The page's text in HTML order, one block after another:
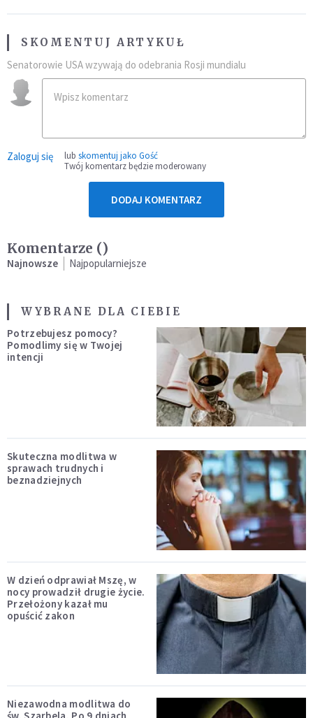
SKOMENTUJ ARTYKUŁ
Senatorowie USA wzywają do odebrania Rosji mundialu
Zaloguj się lub skomentuj jako Gość
Twój komentarz będzie moderowany
DODAJ KOMENTARZ
Komentarze ()
Najnowsze Najpopularniejsze
WYBRANE DLA CIEBIE
Potrzebujesz pomocy?
Pomodlimy się w Twojej
intencji
Skuteczna modlitwa w
sprawach trudnych i
beznadziejnych
W dzień odprawiał Mszę, w
nocy prowadził drugie życie.
Przełożony kazał mu
opuścić zakon
Niezawodna modlitwa do
św. Szarbela. Po 9 dniach